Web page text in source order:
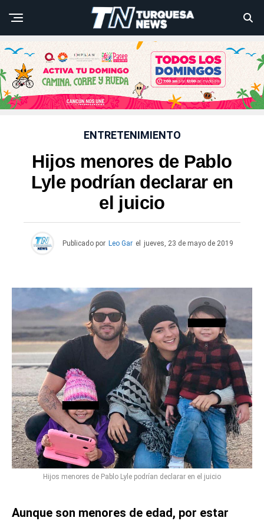
ENTRETENIMIENTO
Hijos menores de Pablo
Lyle podrían declarar en
el juicio
Publicado por Leo Gar el jueves, 23 de mayo de 2019
Hijos menores de Pablo Lyle podrían declarar en el juicio
Aunque son menores de edad, por estar